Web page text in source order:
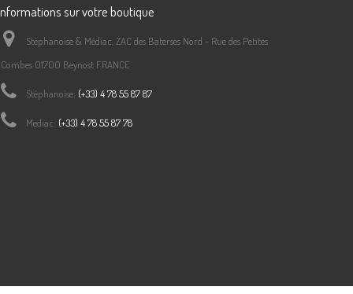
sur votre boutique
Stéphanoise & Médiac, ZAC des Baterses Nord - Rue des Petites
Combes 01700 Beynost FRANCE
Stéphanoise: (+33) 4 78 55 87 87
Mediac: (+33) 4 78 55 87 78